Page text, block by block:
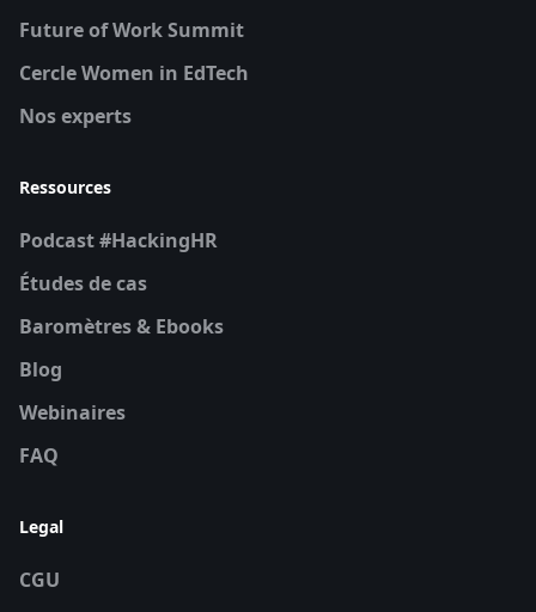
Future of Work Summit
Cercle Women in EdTech
Nos experts
Ressources
Podcast #HackingHR
Études de cas
Baromètres & Ebooks
Blog
Webinaires
FAQ
Legal
CGU